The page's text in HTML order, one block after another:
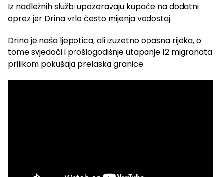
Iz nadležnih službi upozoravaju kupače na dodatni
oprez jer Drina vrlo često mijenja vodostaj.
Drina je naša ljepotica, ali izuzetno opasna rijeka, o
tome svjedoči i prošlogodišnje utapanje 12 migranata
prilikom pokušaja prelaska granice.